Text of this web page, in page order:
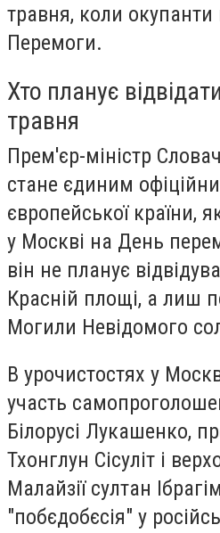
травня, коли
Перемоги.
Хто планує
травня
Прем'єр-міністр
стане єдиним
європейської країни,
у Москві на День
він не планує
Красній площі, а лиш
Могили Невідомого
В урочистостях у
участь
Білорусі Лукашенко,
Тхонглун Сісуліт і
Малайзії султан
"побєдобєсія" у